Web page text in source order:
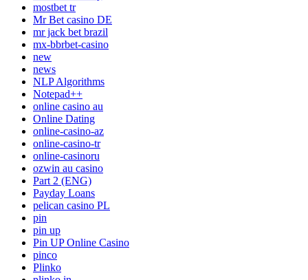
mostbet tr
Mr Bet casino DE
mr jack bet brazil
mx-bbrbet-casino
new
news
NLP Algorithms
Notepad++
online casino au
Online Dating
online-casino-az
online-casino-tr
online-casinoru
ozwin au casino
Part 2 (ENG)
Payday Loans
pelican casino PL
pin
pin up
Pin UP Online Casino
pinco
Plinko